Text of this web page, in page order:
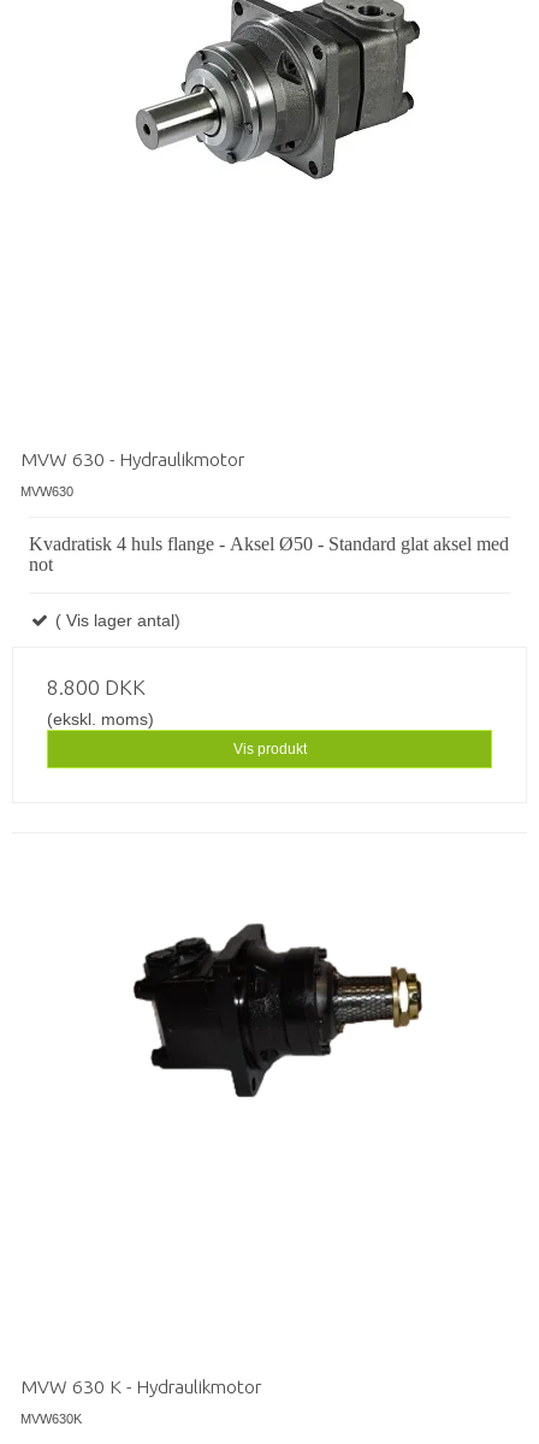
MVW 630 - Hydraulikmotor
MVW630
Kvadratisk 4 huls flange - Aksel Ø50 - Standard glat aksel med
not
( Vis lager antal)
8.800 DKK
(ekskl. moms)
Vis produkt
MVW 630 K - Hydraulikmotor
MVW630K